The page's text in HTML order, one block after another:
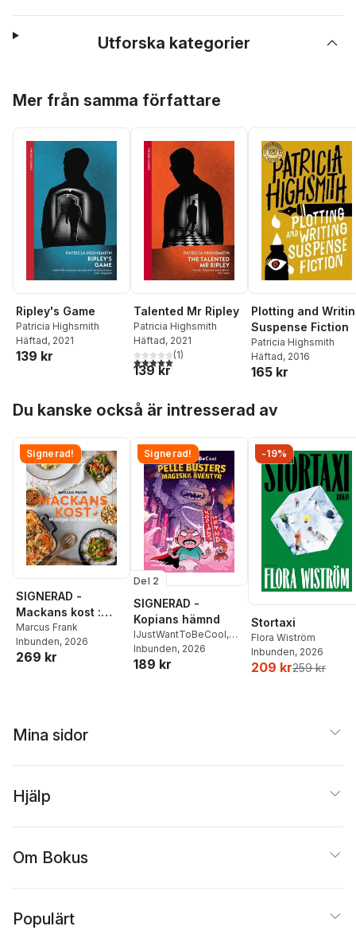
Utforska kategorier
Mer från samma författare
Ripley's Game
Patricia Highsmith
Häftad, 2021
139 kr
Talented Mr Ripley
Patricia Highsmith
Häftad, 2021
5,0utav 5 stjärnor. Totalt antal röster:
(1)
139 kr
Plotting and
Suspense Fiction
Patricia Highsmith
Häftad, 2016
165 kr
Du kanske också är intresserad av
Signerad!
SIGNERAD -
Mackans kost :
Middagar och
matlådor
Marcus Frank
Inbunden, 2026
269 kr
Signerad!
Del 2
SIGNERAD -
Kopians hämnd
IJustWantToBeCool,
Joel Adolphson
Ejdemo Beer
Inbunden, 2026
189 kr
-19%
Stortaxi
Flora Wiström
Inbunden, 2026
209 kr259 kr
Mina sidor
Hjälp
Om Bokus
Populärt